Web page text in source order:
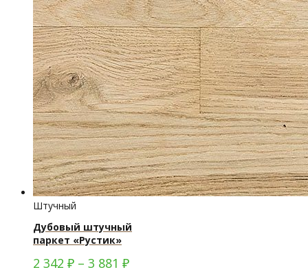
Штучный
Дубовый штучный
паркет «Рустик»
2 342 ₽ – 3 881 ₽